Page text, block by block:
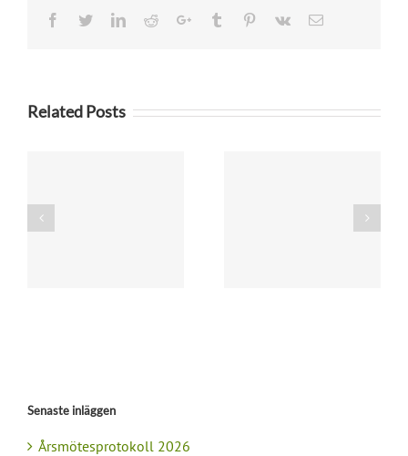
Facebook
TwitterLinkedIn
RedditGoogle+Tumblr Pinterest
Vk Email
Related Posts
Limhamns
miljöförening pris för
Senaste inläggen
Årsmötesprotokoll 2026